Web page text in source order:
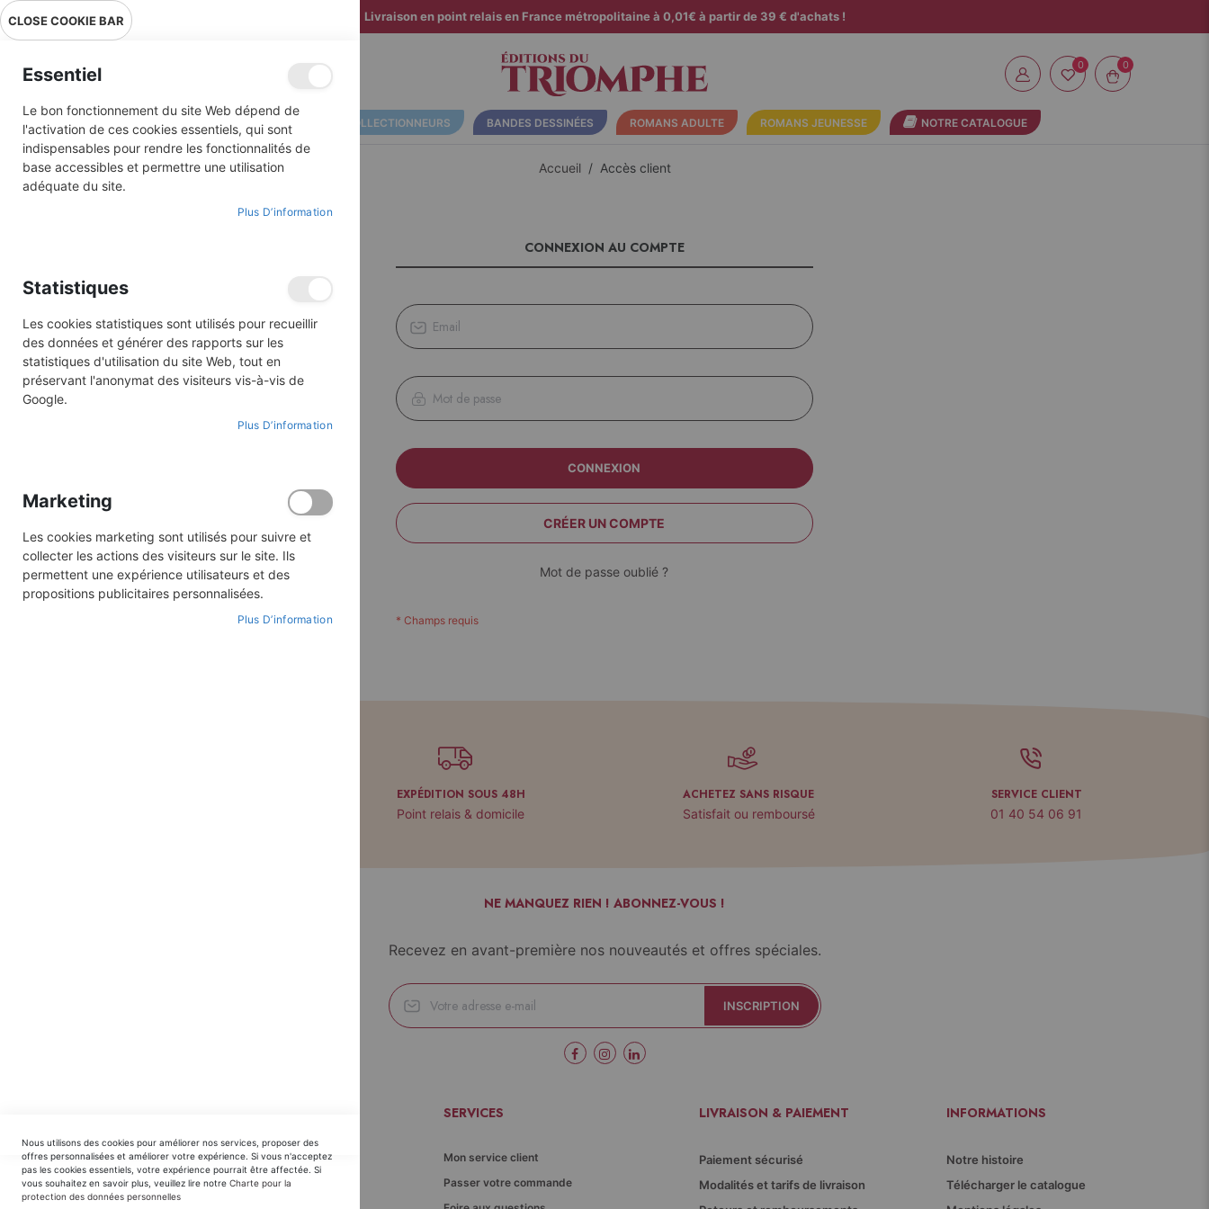
Livraison en point relais en France métropolitaine à 0,01€ à partir de 39 € d'achats !
0
ALBUMS ILLUSTRÉS BD COLLECTIONNEURS BANDES DESSINÉES ROMANS ADULTE ROMANS JEUNESSE NOTRE CATALOGUE
Accueil Accès client
CONNEXION AU COMPTE
CONNEXION
CRÉER UN COMPTE
Mot de passe oublié ?
EXPÉDITION SOUS 48H
Point relais & domicile
ACHETEZ SANS RISQUE
Satisfait ou remboursé
SERVICE CLIENT
01 40 54 06 91
NE MANQUEZ RIEN ! ABONNEZ-VOUS !
Recevez en avant-première nos nouveautés et offres spéciales.
INSCRIPTION
Horaires SAV :
du Lundi au Jeudi : 9h30 -12h30 / 14h - 17h30
Vendredi : 9h30 - 12h30 / 14h - 16h00
SERVICES
Mon service client
Passer votre commande
LIVRAISON & PAIEMENT
Paiement sécurisé
Modalités et tarifs de livraison
INFORMATIONS
Notre histoire
Télécharger le catalogue
CLOSE COOKIE BAR
Essentiel
Le bon fonctionnement du site Web dépend de
l'activation de ces cookies essentiels, qui sont
indispensables pour rendre les fonctionnalités de
base accessibles et permettre une utilisation
adéquate du site.
Plus D’information
Statistiques
Les cookies statistiques sont utilisés pour recueillir
des données et générer des rapports sur les
statistiques d'utilisation du site Web, tout en
préservant l'anonymat des visiteurs vis-à-vis de
Google.
Plus D’information
Marketing
Les cookies marketing sont utilisés pour suivre et
collecter les actions des visiteurs sur le site. Ils
permettent une expérience utilisateurs et des
propositions publicitaires personnalisées.
Plus D’information
Nous utilisons des cookies pour améliorer nos services, proposer des
offres personnalisées et améliorer votre expérience. Si vous n'acceptez
pas les cookies essentiels, votre expérience pourrait être affectée. Si
vous souhaitez en savoir plus, veuillez lire notre Charte pour la
protection des données personnelles